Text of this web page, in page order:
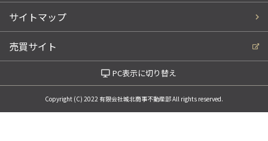
サイトマップ
売買サイト
PC表示に切り替え
Copyright (C) 2022 有限会社城北商事不動産部 All rights reserved.